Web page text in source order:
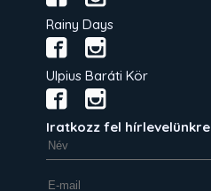
Rainy Days
Ulpius Baráti Kör
Iratkozz fel hírlevelünkre